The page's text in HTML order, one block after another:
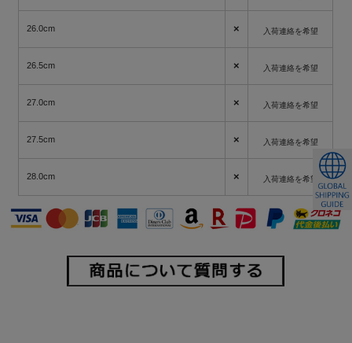
26.0cm × 入荷連絡を希望
26.5cm × 入荷連絡を希望
27.0cm × 入荷連絡を希望
27.5cm × 入荷連絡を希望
28.0cm × 入荷連絡を希望